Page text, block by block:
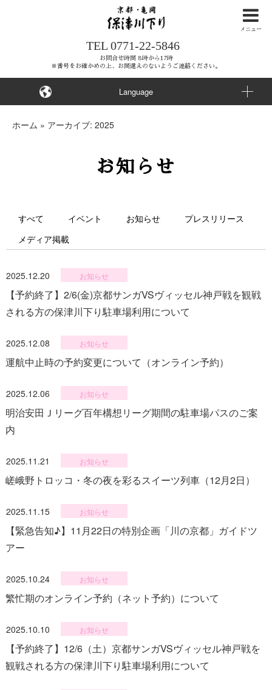
ナ
ビ
ゲ
ー
ョ
ン
ッ
メニュー
Language
TEL 0771-22-5846
お問合せ時間 8時から17時
※番号をお確かめの上、お間違えのないようご連絡ください。
ホーム » アーカイブ: 2025
お知らせ
すべて イベント お知らせ
プレスリリース
メディア掲載
2025.12.20 お知らせ
【予約終了】2/6(金)京都サンガVSヴィッセル神戸戦を観戦
される方の保津川下り駐車場利用について
2025.12.08 お知らせ
運航中止時の予約変更について（オンライン予約）
2025.12.06 お知らせ
明治安田Ｊリーグ百年構想リーグ期間の駐車場パスのご案
内
2025.11.21 お知らせ
嵯峨野トロッコ・冬の夜を彩るスイーツ列車（12月2日）
2025.11.15 お知らせ
【緊急告知♪】11月22日の特別企画「川の京都」ガイドツ
アー
2025.10.24 お知らせ
繁忙期のオンライン予約（ネット予約）について
2025.10.10 お知らせ
【予約終了】12/6（土）京都サンガVSヴィッセル神戸戦を
観戦される方の保津川下り駐車場利用について